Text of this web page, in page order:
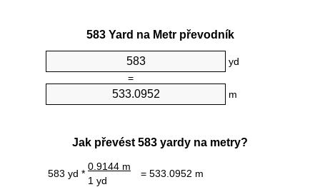
583 Yard na Metr převodník
yd
=
m
Jak převést 583 yardy na metry?
583 yd *
0.9144 m
= 533.0952 m
1 yd